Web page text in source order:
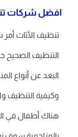
افضل شركات
تنظيف الأثاث أمر
التنظيف الصحيح
البعد عن أنواع
وكيفية التنظيف
هناك أطفال في